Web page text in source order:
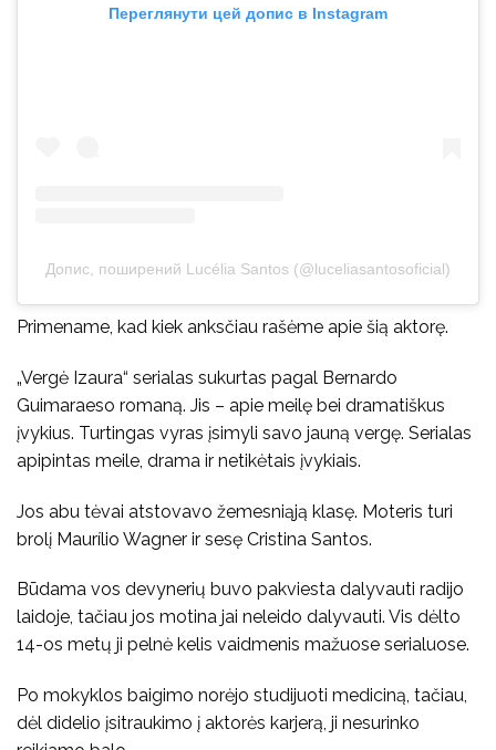
Переглянути цей допис в Instagram
Допис, поширений Lucélia Santos (@luceliasantosoficial)
Primename, kad kiek anksčiau rašėme apie šią aktorę.
„Vergė Izaura“ serialas sukurtas pagal Bernardo
Guimaraeso romaną. Jis – apie meilę bei dramatiškus
įvykius. Turtingas vyras įsimyli savo jauną vergę. Serialas
apipintas meile, drama ir netikėtais įvykiais.
Jos abu tėvai atstovavo žemesniąją klasę. Moteris turi
brolį Maurílio Wagner ir sesę Cristina Santos.
Būdama vos devynerių buvo pakviesta dalyvauti radijo
laidoje, tačiau jos motina jai neleido dalyvauti. Vis dėlto
14-os metų ji pelnė kelis vaidmenis mažuose serialuose.
Po mokyklos baigimo norėjo studijuoti mediciną, tačiau,
dėl didelio įsitraukimo į aktorės karjerą, ji nesurinko